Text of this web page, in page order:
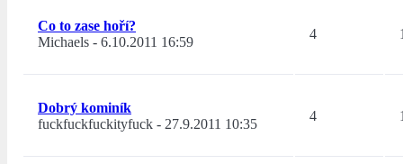
Co to zase hoří?
Michaels - 6.10.2011 16:59
4
Dobrý kominík
fuckfuckfuckityfuck - 27.9.2011 10:35
4